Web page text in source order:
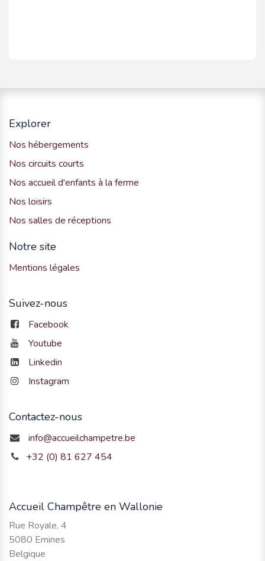
Explorer
Nos hébergements
Nos circuits courts
Nos accueil d'enfants à la ferme
Nos loisirs
Nos salles de réceptions
Notre site
Mentions légales
Suivez-nous
Facebook
Youtube
Linkedin
Instagram
Contactez-nous
info@accueilchampetre.be
+32 (0) 81 627 454
Accueil Champêtre en Wallonie
Rue Royale, 4
5080 Emines
Belgique